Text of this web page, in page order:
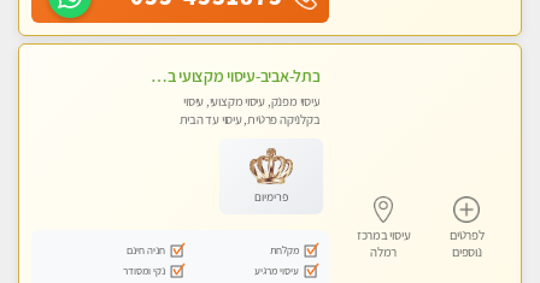
לפרטים
נוספים
עיסוי במרכז
רמלה
בתל-אביב-עיסוי מקצועי ברמה אחת מעל הכולל אבנים חמות רקמות עמוק בשילוב של כל סוגי העיסוי.
עיסוי מפנק, עיסוי מקצועי, עיסוי
בקלניקה פרטית, עיסוי עד הבית
פרימיום
מקלחת
חניה חינם
עיסוי מרגיע
נקי ומסודר